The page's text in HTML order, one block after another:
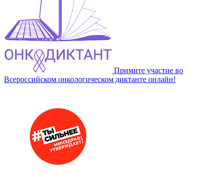
Примите участие во
Всероссийском онкологическом диктанте онлайн!